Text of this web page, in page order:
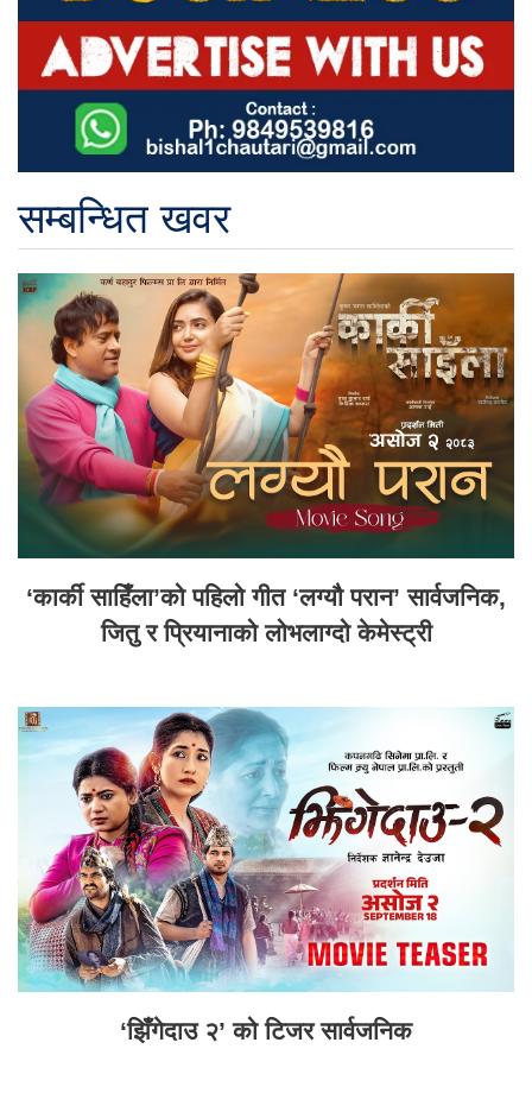
सम्बन्धित खवर
‘कार्की साहिँला’को पहिलो गीत ‘लग्यौ परान’ सार्वजनिक,
जितु र प्रियानाको लोभलाग्दो केमेस्ट्री
‘झिँगेदाउ २’ को टिजर सार्वजनिक